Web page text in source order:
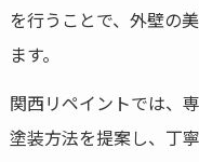
を行うことで、外壁の
ます。
関西リペイントでは、
塗装方法を提案し、丁